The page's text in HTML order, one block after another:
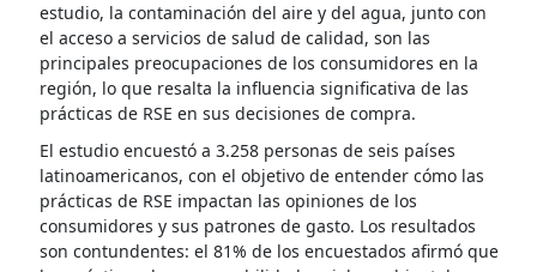
estudio, la contaminación del aire y del agua, junto con
el acceso a servicios de salud de calidad, son las
principales preocupaciones de los consumidores en la
región, lo que resalta la influencia significativa de las
prácticas de RSE en sus decisiones de compra.
El estudio encuestó a 3.258 personas de seis países
latinoamericanos, con el objetivo de entender cómo las
prácticas de RSE impactan las opiniones de los
consumidores y sus patrones de gasto. Los resultados
son contundentes: el 81% de los encuestados afirmó que